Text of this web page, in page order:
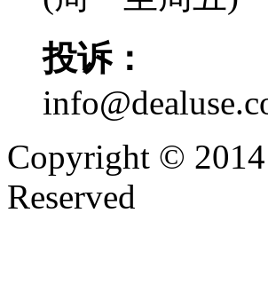
投诉：
Copyright © 2014
Reserved